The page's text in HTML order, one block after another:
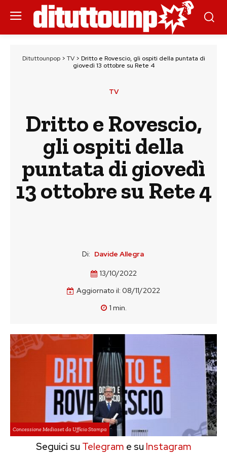
Dituttounpop> TV> Dritto e Rovescio, gli ospiti della puntata di
giovedì 13 ottobre su Rete 4
TV
Dritto e Rovescio,
gli ospiti della
puntata di giovedì
13 ottobre su Rete 4
Di: Davide Allegra
13/10/2022
Aggiornato il: 08/11/2022
1 min.
Concessione Mediaset da Ufficio Stampa
Seguici su Telegram e su Instagram